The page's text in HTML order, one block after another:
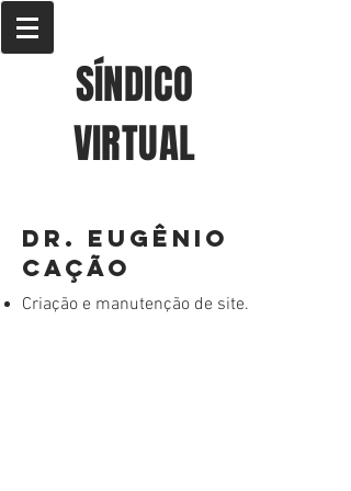
SÍNDICO
VIRTUAL
dr. eugênio
cação
Criação e manutenção de site.